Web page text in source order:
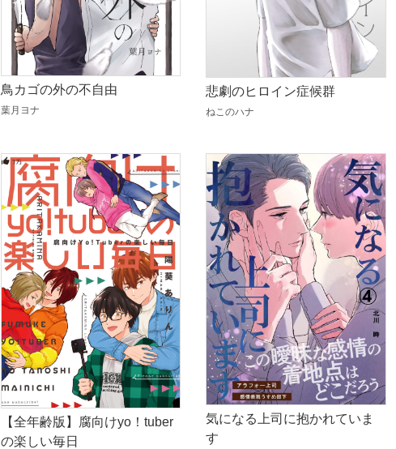
鳥カゴの外の不自由
葉月ヨナ
悲劇のヒロイン症候群
ねこのハナ
【全年齢版】腐向けyo！tuber
の楽しい毎日
気になる上司に抱かれていま
す